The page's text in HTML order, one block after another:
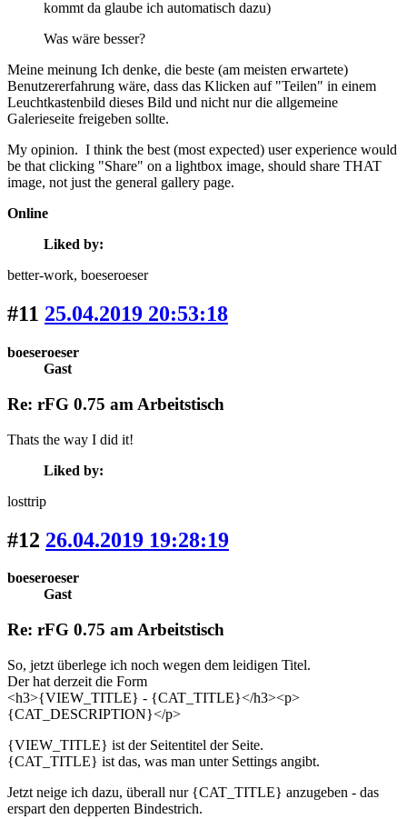
kommt da glaube ich automatisch dazu)
Was wäre besser?
Meine meinung Ich denke, die beste (am meisten erwartete)
Benutzererfahrung wäre, dass das Klicken auf "Teilen" in einem
Leuchtkastenbild dieses Bild und nicht nur die allgemeine
Galerieseite freigeben sollte.
My opinion. I think the best (most expected) user experience would
be that clicking "Share" on a lightbox image, should share THAT
image, not just the general gallery page.
Online
Liked by:
better-work, boeseroeser
#11 25.04.2019 20:53:18
boeseroeser
Gast
Re: rFG 0.75 am Arbeitstisch
Thats the way I did it!
Liked by:
losttrip
#12 26.04.2019 19:28:19
boeseroeser
Gast
Re: rFG 0.75 am Arbeitstisch
So, jetzt überlege ich noch wegen dem leidigen Titel.
Der hat derzeit die Form
<h3>{VIEW_TITLE} - {CAT_TITLE}</h3><p>
{CAT_DESCRIPTION}</p>
{VIEW_TITLE} ist der Seitentitel der Seite.
{CAT_TITLE} ist das, was man unter Settings angibt.
Jetzt neige ich dazu, überall nur {CAT_TITLE} anzugeben - das
erspart den depperten Bindestrich.